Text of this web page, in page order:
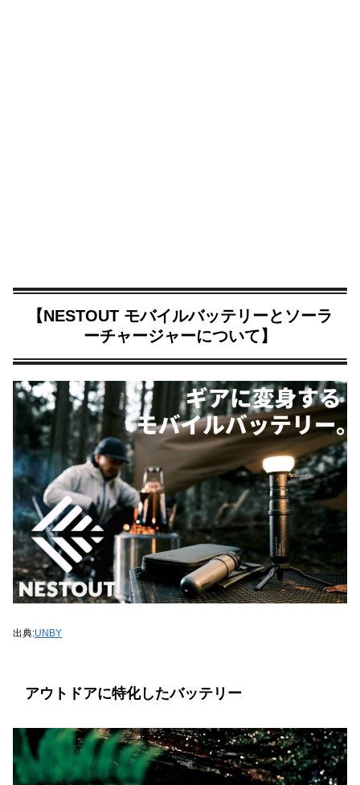
【NESTOUT モバイルバッテリーとソーラ
ーチャージャーについて】
出典:UNBY
アウトドアに特化したバッテリー